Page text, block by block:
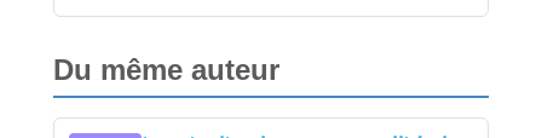
Du même auteur